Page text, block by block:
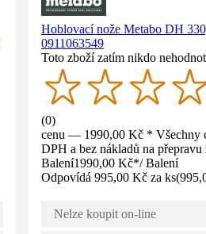
Hoblovací nože Metabo DH
0911063549
Toto zboží zatím nikdo
(0)
cenu — 1990,00 Kč * Všechny
DPH a bez nákladů na přepravu
Balení1990,00 Kč*/ Balení
Odpovídá 995,00 Kč za ks(
Nelze koupit on-line